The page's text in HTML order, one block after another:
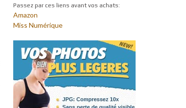
Passez par ces liens avant vos achats:
Amazon
Miss Numérique